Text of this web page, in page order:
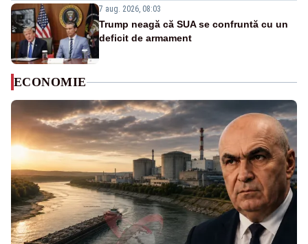
7 aug. 2026, 08:03
Trump neagă că SUA se confruntă cu un
deficit de armament
ECONOMIE